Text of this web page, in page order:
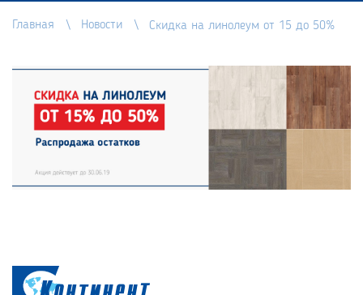
Главная Новости Скидка на линолеум от 15 до 50%